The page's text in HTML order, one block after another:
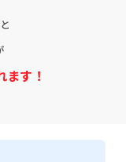
ます！